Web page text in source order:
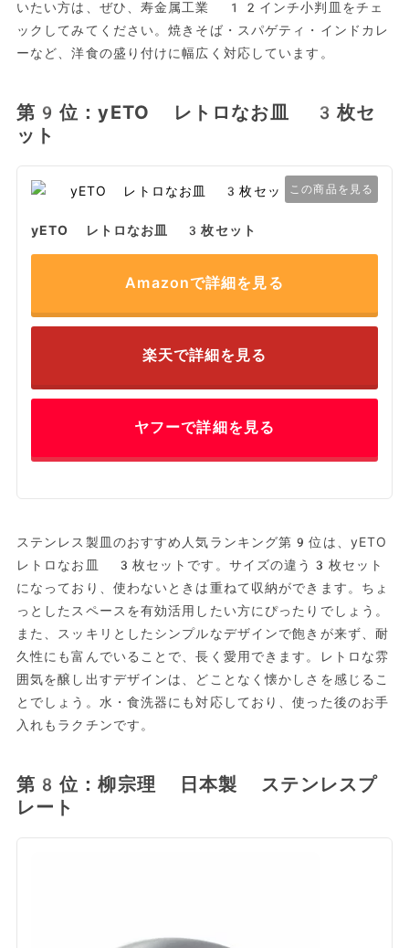
いたい方は、ぜひ、寿金属工業 12インチ小判皿をチェ
ックしてみてください。焼きそば・スパゲティ・インドカレ
ーなど、洋食の盛り付けに幅広く対応しています。
第9位：yETO レトロなお皿 3枚セ
ット
この商品を見る
yETO レトロなお皿 3枚セット
Amazonで詳細を見る
楽天で詳細を見る
ヤフーで詳細を見る
ステンレス製皿のおすすめ人気ランキング第9位は、yETO
レトロなお皿 3枚セットです。サイズの違う3枚セット
になっており、使わないときは重ねて収納ができます。ちょ
っとしたスペースを有効活用したい方にぴったりでしょう。
また、スッキリとしたシンプルなデザインで飽きが来ず、耐
久性にも富んでいることで、長く愛用できます。レトロな雰
囲気を醸し出すデザインは、どことなく懐かしさを感じるこ
とでしょう。水・食洗器にも対応しており、使った後のお手
入れもラクチンです。
第8位：柳宗理 日本製 ステンレスプ
レート